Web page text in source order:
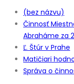
(bez názvu)
Činnosť
Abraháme za
Ľ. Štúr v Prahe
Matičiari
Správa o